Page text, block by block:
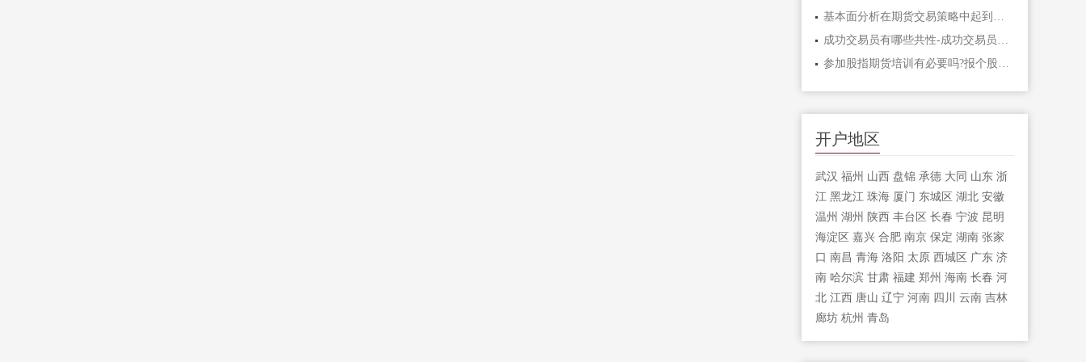
基本面分析在期货交易策略中起到什么作
开户地区
武汉 福州 山西 盘锦 承德 大同 山东 浙
江 黑龙江 珠海 厦门 东城区 湖北 安徽
温州 湖州 陕西 丰台区 长春 宁波 昆明
海淀区 嘉兴 合肥 南京 保定 湖南 张家
口 南昌 青海 洛阳 太原 西城区 广东 济
南 哈尔滨 甘肃 福建 郑州 海南 长春 河
北 江西 唐山 辽宁 河南 四川 云南 吉林
廊坊 杭州 青岛